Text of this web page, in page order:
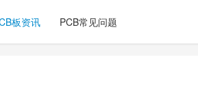
板资讯 PCB常见问题